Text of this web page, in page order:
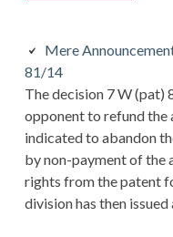
Mere
81/14
The decision 7 W (pat)
opponent to refund the
indicated to abandon
by non-payment of the
rights from the patent
division has then